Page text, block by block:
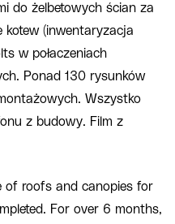
do żelbetowych ścian za
kotew (inwentaryzacja
w połaczeniach
Ponad 130 rysunków
Wszystko
z budowy. Film z
of roofs and canopies for
For over 6 months,